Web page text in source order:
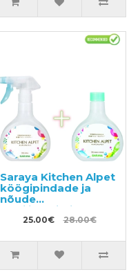
Saraya Kitchen Alpet
köögipindade ja
nõude
steriliseerimisvahend
400ml + täitepakend
25.00€ 28.00€